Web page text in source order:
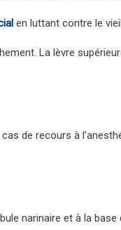
en luttant contre le
La lèvre
de recours à
narinaire et à la